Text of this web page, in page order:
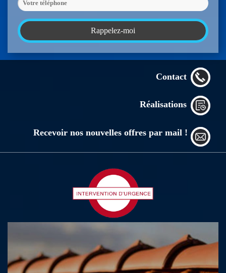
Contact
Réalisations
Recevoir nos nouvelles offres par mail !